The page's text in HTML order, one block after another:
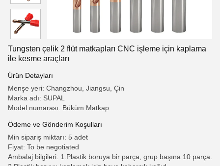
Tungsten çelik 2 flüt matkapları CNC işleme için kaplama
ile kesme araçları
Ürün Detayları
Menşe yeri: Changzhou, Jiangsu, Çin
Marka adı: SUPAL
Model numarası: Büküm Matkap
Ödeme ve Gönderim Koşulları
Min sipariş miktarı: 5 adet
Fiyat: To be negotiated
Ambalaj bilgileri: 1.Plastik boruya bir parça, grup başına 10 parça.